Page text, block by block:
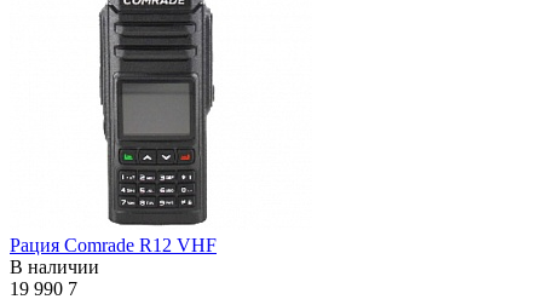
Рация Comrade R12 VHF
В наличии
19 990 7